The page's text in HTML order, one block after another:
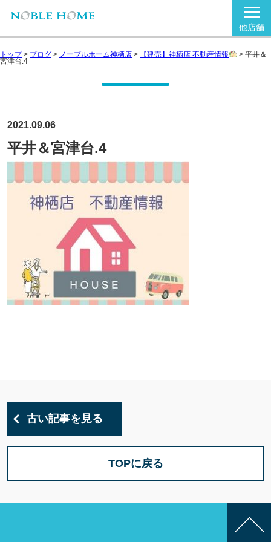
他店舗
トップ> ブログ > ノーブルホーム神栖店 > 【建売】神栖店 不動産情報 > 平井＆
宮津台.4
2021.09.06
平井＆宮津台.4
古い記事を見る
TOPに戻る